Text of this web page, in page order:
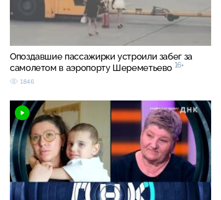
Опоздавшие пассажирки устроили забег за
самолетом в аэропорту Шереметьево 16+
1846